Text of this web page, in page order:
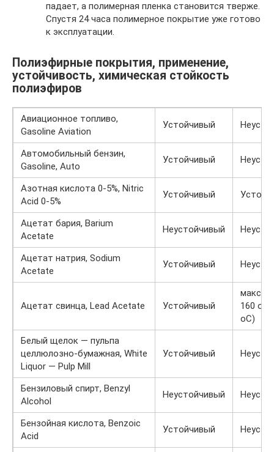
падает, а полимерная пленка становится тверже.
Спустя 24 часа полимерное покрытие уже готово
к эксплуатации.
Полиэфирные покрытия, применение,
устойчивость, химическая стойкость
полиэфиров
Авиационное топливо,
Gasoline Aviation
Устойчивый
Автомобильный бензин,
Gasoline, Auto
Устойчивый
Азотная кислота 0-5%, Nitric
Acid 0-5%
Устойчивый
Ацетат бария, Barium
Acetate
Неустойчивый
Ацетат натрия, Sodium
Acetate
Устойчивый
Ацетат свинца, Lead Acetate Устойчивый
макс.
160 oF
oC)
Белый щелок — пульпа
целлюлозно-бумажная, White
Liquor — Pulp Mill
Устойчивый
Бензиловый спирт, Benzyl
Alcohol
Неустойчивый
Бензойная кислота, Benzoic
Acid
Устойчивый